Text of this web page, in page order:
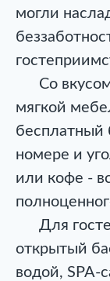
могли
Со
мягкой
бесплатный
номере и
или кофе -
Для
открытый
водой, SPA-